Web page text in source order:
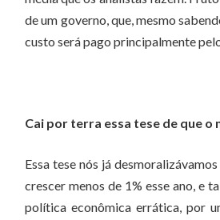
de um governo, que, mesmo
custo será pago principalmente
Cai por terra essa tese de que o
Essa tese nós já
crescer menos de 1% esse ano, e
política econômica errática, por